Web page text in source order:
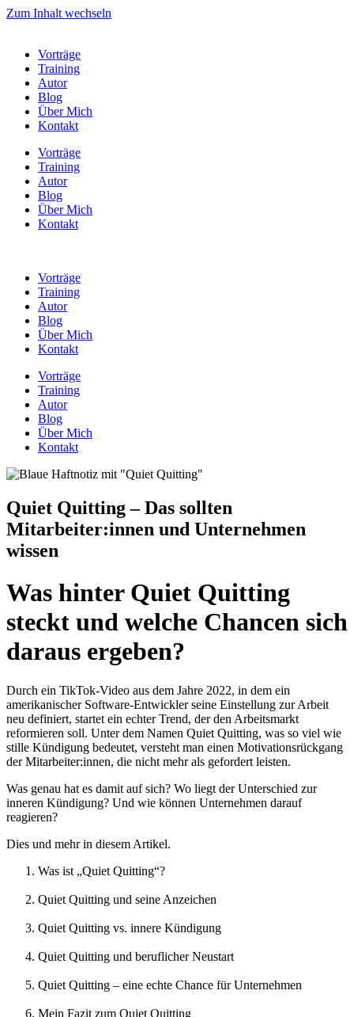
Zum Inhalt wechseln
Vorträge
Training
Autor
Blog
Über Mich
Kontakt
Vorträge
Training
Autor
Blog
Über Mich
Kontakt
Vorträge
Training
Autor
Blog
Über Mich
Kontakt
Vorträge
Training
Autor
Blog
Über Mich
Kontakt
Quiet Quitting – Das sollten
Mitarbeiter:innen und Unternehmen
wissen
Was hinter Quiet Quitting
steckt und welche Chancen sich
daraus ergeben?
Durch ein TikTok-Video aus dem Jahre 2022, in dem ein
amerikanischer Software-Entwickler seine Einstellung zur Arbeit
neu definiert, startet ein echter Trend, der den Arbeitsmarkt
reformieren soll. Unter dem Namen Quiet Quitting, was so viel wie
stille Kündigung bedeutet, versteht man einen Motivationsrückgang
der Mitarbeiter:innen, die nicht mehr als gefordert leisten.
Was genau hat es damit auf sich? Wo liegt der Unterschied zur
inneren Kündigung? Und wie können Unternehmen darauf
reagieren?
Dies und mehr in diesem Artikel.
Was ist „Quiet Quitting“?
Quiet Quitting und seine Anzeichen
Quiet Quitting vs. innere Kündigung
Quiet Quitting und beruflicher Neustart
Quiet Quitting – eine echte Chance für Unternehmen
Mein Fazit zum Quiet Quitting